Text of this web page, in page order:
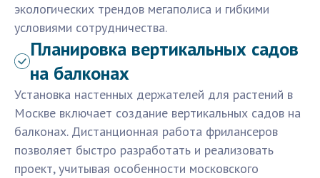
экологических трендов мегаполиса и гибкими
условиями сотрудничества.
Планировка вертикальных садов
на балконах
Установка настенных держателей для растений в
Москве включает создание вертикальных садов на
балконах. Дистанционная работа фрилансеров
позволяет быстро разработать и реализовать
проект, учитывая особенности московского